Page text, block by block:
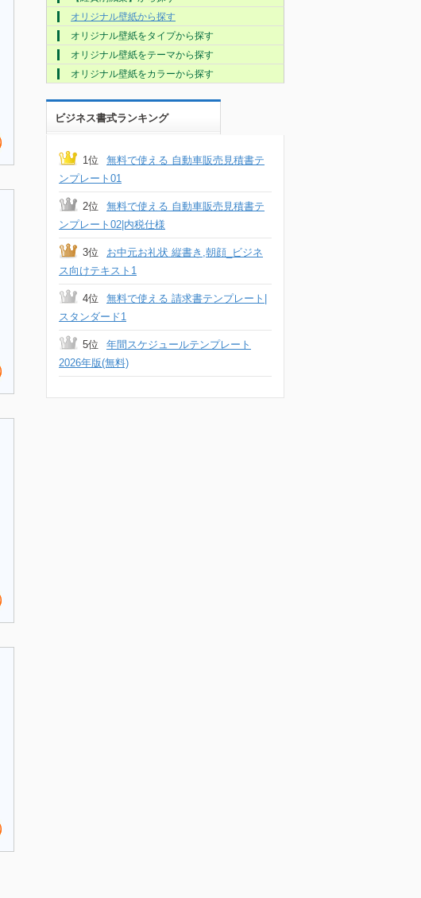
オリジナル壁紙から探す
オリジナル壁紙をタイプから探す
オリジナル壁紙をテーマから探す
オリジナル壁紙をカラーから探す
ビジネス書式ランキング
1位
無料で使える 自動車販売見積書テ
ンプレート01
2位
無料で使える 自動車販売見積書テ
ンプレート02|内税仕様
3位
お中元お礼状 縦書き,朝顔_ビジネ
ス向けテキスト1
4位
無料で使える 請求書テンプレート|
スタンダード1
5位
年間スケジュールテンプレート
2026年版(無料)